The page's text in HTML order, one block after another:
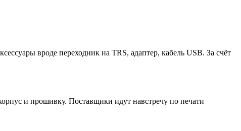
вроде переходник на TRS, адаптер, кабель USB. За счёт
и прошивку. Поставщики идут навстречу по печати